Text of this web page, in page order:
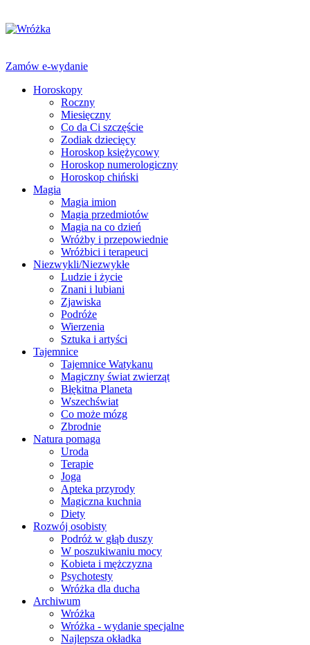
Zamów e-wydanie
Horoskopy
Roczny
Miesięczny
Co da Ci szczęście
Zodiak dziecięcy
Horoskop księżycowy
Horoskop numerologiczny
Horoskop chiński
Magia
Magia imion
Magia przedmiotów
Magia na co dzień
Wróżby i przepowiednie
Wróżbici i terapeuci
Niezwykli/Niezwykłe
Ludzie i życie
Znani i lubiani
Zjawiska
Podróże
Wierzenia
Sztuka i artyści
Tajemnice
Tajemnice Watykanu
Magiczny świat zwierząt
Błękitna Planeta
Wszechświat
Co może mózg
Zbrodnie
Natura pomaga
Uroda
Terapie
Joga
Apteka przyrody
Magiczna kuchnia
Diety
Rozwój osobisty
Podróż w głąb duszy
W poszukiwaniu mocy
Kobieta i mężczyzna
Psychotesty
Wróżka dla ducha
Archiwum
Wróżka
Wróżka - wydanie specjalne
Najlepsza okładka